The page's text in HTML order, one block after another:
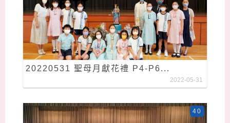
20220531 聖母月獻花禮 P4-P6...
2022-05-31
40